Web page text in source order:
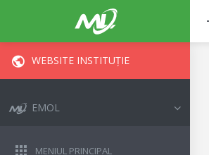
WEBSITE INSTITUȚIE
EMOL
MENIUL PRINCIPAL